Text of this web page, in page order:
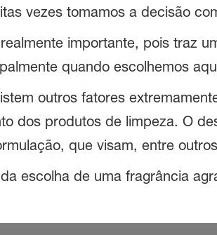
vezes tomamos a decisão
importante, pois traz
quando escolhemos
outros fatores
dos produtos de limpeza. O
que visam, entre
escolha de uma fragrância